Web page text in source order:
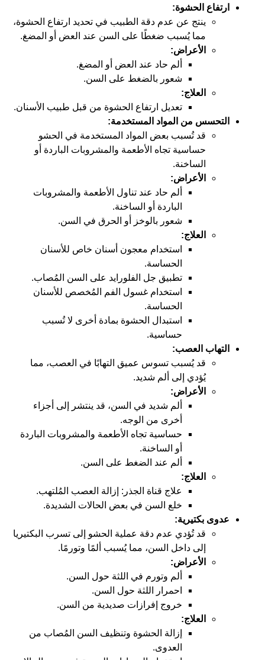
ارتفاع الحشوة:
ينتج عن عدم دقة الطبيب في تحديد ارتفاع الحشوة،
مما يُسبب ضغطًا على السن عند العض أو المضغ.
الأعراض:
ألم حاد عند العض أو المضغ.
شعور بالضغط على السن.
العلاج:
تعديل ارتفاع الحشوة من قبل طبيب الأسنان.
التحسس من المواد المستخدمة:
قد تُسبب بعض المواد المستخدمة في الحشو
حساسية تجاه الأطعمة والمشروبات الباردة أو
الساخنة.
الأعراض:
ألم حاد عند تناول الأطعمة والمشروبات
الباردة أو الساخنة.
شعور بالوخز أو الحرق في السن.
العلاج:
استخدام معجون أسنان خاص للأسنان
الحساسة.
تطبيق جل الفلورايد على السن المُصاب.
استخدام غسول الفم المُخصص للأسنان
الحساسة.
استبدال الحشوة بمادة أخرى لا تُسبب
حساسية.
التهاب العصب:
قد يُسبب تسوس عميق التهابًا في العصب، مما
يُؤدي إلى ألم شديد.
الأعراض:
ألم شديد في السن، قد ينتشر إلى أجزاء
أخرى من الوجه.
حساسية تجاه الأطعمة والمشروبات الباردة
أو الساخنة.
ألم عند الضغط على السن.
العلاج:
علاج قناة الجذر: إزالة العصب المُلتهب.
خلع السن في بعض الحالات الشديدة.
عدوى بكتيرية:
قد تُؤدي عدم دقة عملية الحشو إلى تسرب البكتيريا
إلى داخل السن، مما يُسبب ألمًا وتورمًا.
الأعراض:
ألم وتورم في اللثة حول السن.
احمرار اللثة حول السن.
خروج إفرازات صديدية من السن.
العلاج:
إزالة الحشوة وتنظيف السن المُصاب من
العدوى.